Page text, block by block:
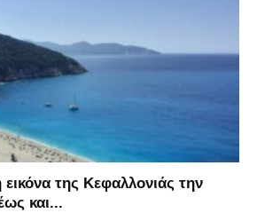
εικόνα της Κεφαλλονιάς την
και...